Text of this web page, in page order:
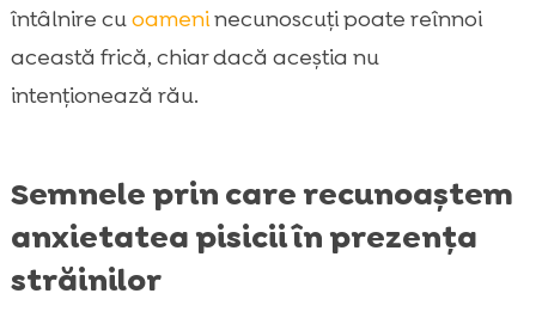
întâlnire cuoameninecunoscuți poate reînnoi
această frică, chiar dacă aceștia nu
intenționează rău.
Semnele prin care recunoaștem
anxietatea pisicii în prezența
străinilor